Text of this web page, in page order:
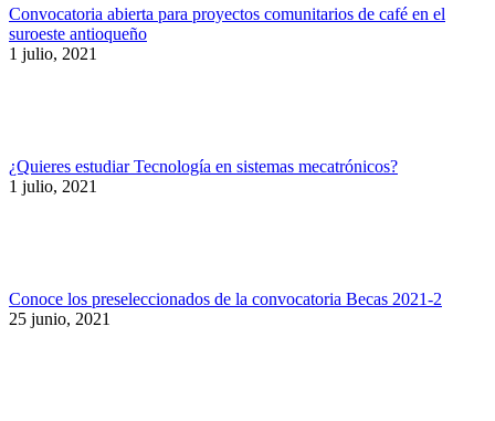
Convocatoria abierta para proyectos comunitarios de café en el
suroeste antioqueño
1 julio, 2021
¿Quieres estudiar Tecnología en sistemas mecatrónicos?
1 julio, 2021
Conoce los preseleccionados de la convocatoria Becas 2021-2
25 junio, 2021